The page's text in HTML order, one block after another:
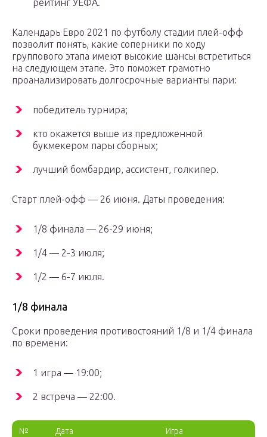
рейтинг УЕФА.
Календарь Евро 2021 по футболу стадии плей-офф
позволит понять, какие соперники по ходу
группового этапа имеют высокие шансы встретиться
на следующем этапе. Это поможет грамотно
проанализировать долгосрочные варианты пари:
победитель турнира;
кто окажется выше из предложенной
букмекером пары сборных;
лучший бомбардир, ассистент, голкипер.
Старт плей-офф — 26 июня. Даты проведения:
1/8 финала — 26-29 июня;
1/4 — 2-3 июля;
1/2 — 6-7 июля.
1/8 финала
Сроки проведения противостояний 1/8 и 1/4 финала
по времени:
1 игра — 19:00;
2 встреча — 22:00.
№ Дата Игра